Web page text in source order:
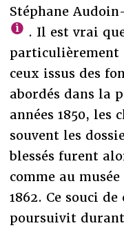
Stéphane
. Il est vrai
ceux issus des
abordés dans la
années 1850, les
souvent les
blessés furent
comme au
1862. Ce souci
poursuivit